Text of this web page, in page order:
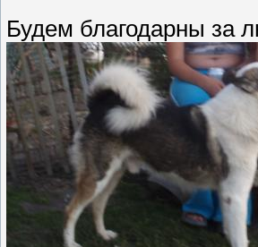
Будем благодарны